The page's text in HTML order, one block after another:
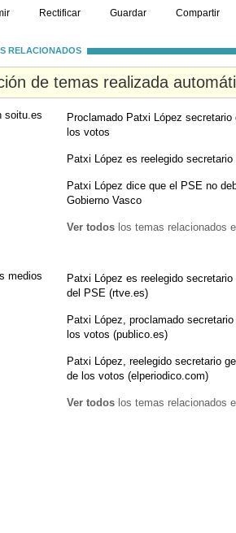
Rectificar Guardar Compartir
RELACIONADOS
de temas realizada
soitu.es
Proclamado Patxi López
los votos
Patxi López es reelegido
Patxi López dice que el PSE no
Gobierno Vasco
Ver todos los temas relacionados
medios
Patxi López es reelegido
del PSE (rtve.es)
Patxi López, proclamado
los votos (publico.es)
Patxi López, reelegido secretario
de los votos (elperiodico.com)
Ver todos los temas relacionados